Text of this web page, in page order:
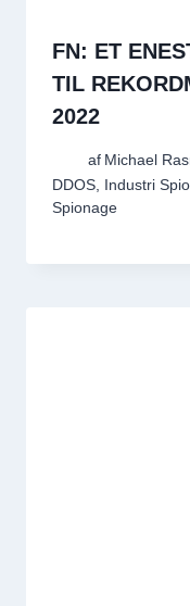
FN: ET
TIL
2022
af Michael
DDOS, Industri
Spionage